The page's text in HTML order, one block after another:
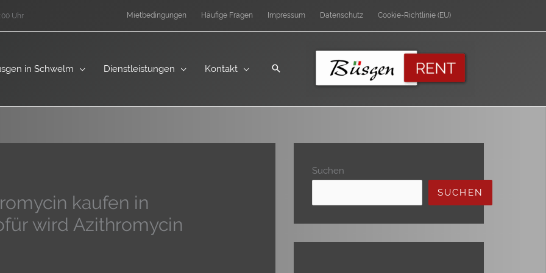
Uhr Mietbedingungen Häufige Fragen Impressum Datenschutz Cookie-Richtlinie (EU)
in Schwelm Dienstleistungen Kontakt
kaufen in
wird Azithromycin
Suchen
SUCHEN